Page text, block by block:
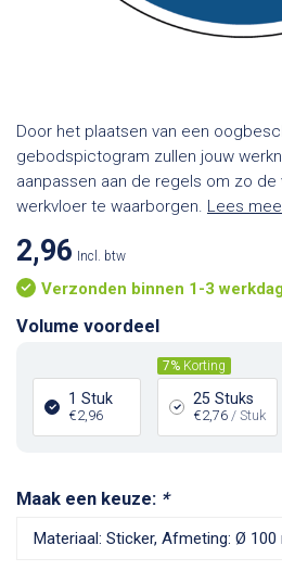
Door het plaatsen van een
gebodspictogram zullen jouw
aanpassen aan de regels om zo de
werkvloer te waarborgen. Lees
2,96 Incl. btw
Verzonden binnen 1-3
Volume voordeel
1 Stuk
€2,96
7% Korting
25 Stuks
€2,76 / Stuk
Maak een keuze: *